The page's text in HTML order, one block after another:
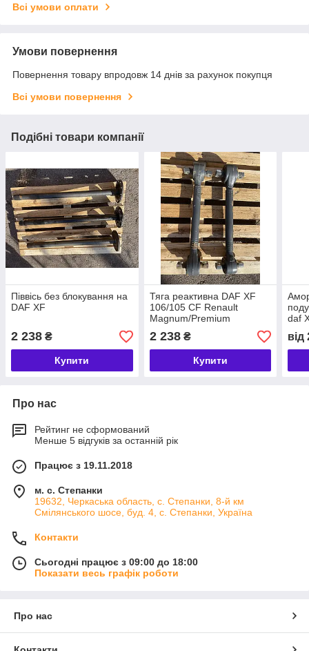
Всі умови оплати
Умови повернення
Повернення товару впродовж 14 днів за рахунок покупця
Всі умови повернення
Подібні товари компанії
Піввісь без блокування на
DAF XF
2 238 ₴
Купити
Тяга реактивна DAF XF
106/105 CF Renault
Magnum/Premium
2 238₴
Купити
daf
від
Про нас
Рейтинг не сформований
Менше 5 відгуків за останній рік
Працює з 19.11.2018
м. с. Степанки
19632, Черкаська область, с. Степанки, 8-й км
Смілянського шосе, буд. 4, с. Степанки, Україна
Контакти
Сьогодні працює з 09:00 до 18:00
Показати весь графік роботи
Про нас